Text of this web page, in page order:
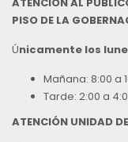
PISO DE LA
Únicamente los
Mañana: 8:00 a
Tarde: 2:00 a
ATENCIÓN UNIDAD